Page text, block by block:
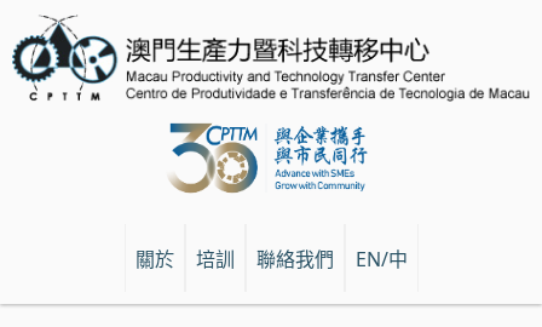
關於 培訓 聯絡我們 EN/中